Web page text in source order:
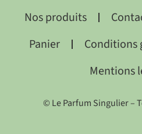
Nos produits
Panier
Conditions
Mentions
© Le Parfum Singulier –